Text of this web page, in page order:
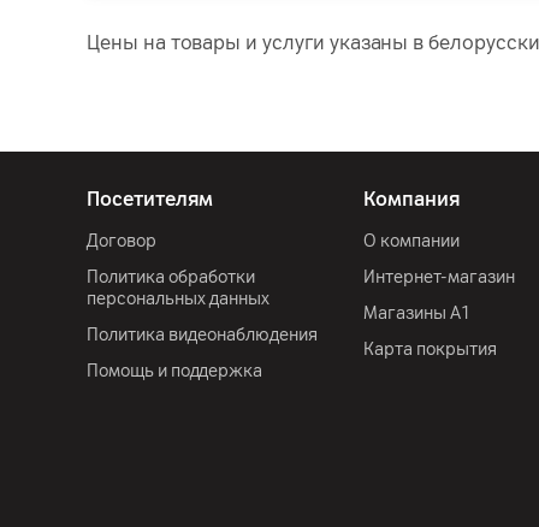
Цены на товары и услуги указаны в
Посетителям
Договор
Политика обработки
персональных данных
Политика видеонаблюдения
Помощь и поддержка
Компания
О компании
Интернет-магазин
Магазины А1
Карта покрытия